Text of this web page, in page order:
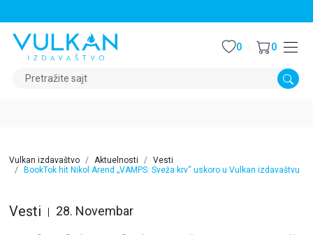
Pretražite sajt
0 0
Vulkan izdavaštvo Aktuelnosti
Vesti
BookTok hit Nikol Arend „VAMPS: Sveža krv“ uskoro u Vulkan izdavaštvu
Vesti 28. Novembar